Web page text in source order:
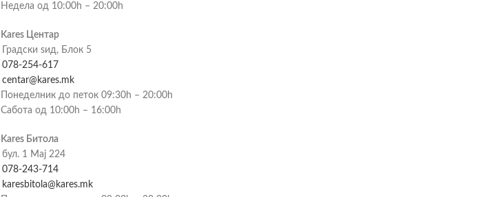
Недела од 10:00h – 20:00h
Kares Центар
Градски ѕид, Блок 5
078-254-617
centar@kares.mk
Понеделник до петок 09:30h – 20:00h
Сабота од 10:00h – 16:00h
Kares Битола
бул. 1 Мај 224
078-243-714
karesbitola@kares.mk